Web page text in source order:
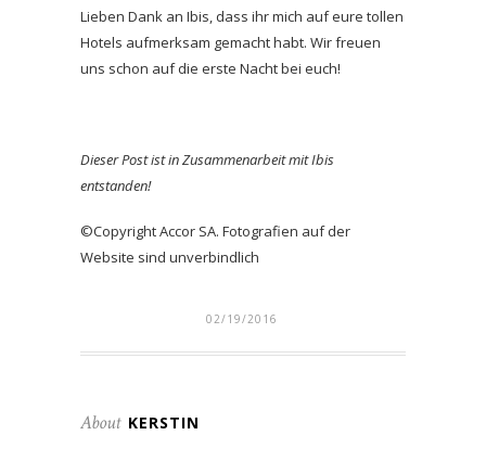
Lieben Dank an Ibis, dass ihr mich auf eure tollen
Hotels aufmerksam gemacht habt. Wir freuen
uns schon auf die erste Nacht bei euch!
Dieser Post ist in Zusammenarbeit mit Ibis
entstanden!
©Copyright Accor SA. Fotografien auf der
Website sind unverbindlich
02/19/2016
About KERSTIN